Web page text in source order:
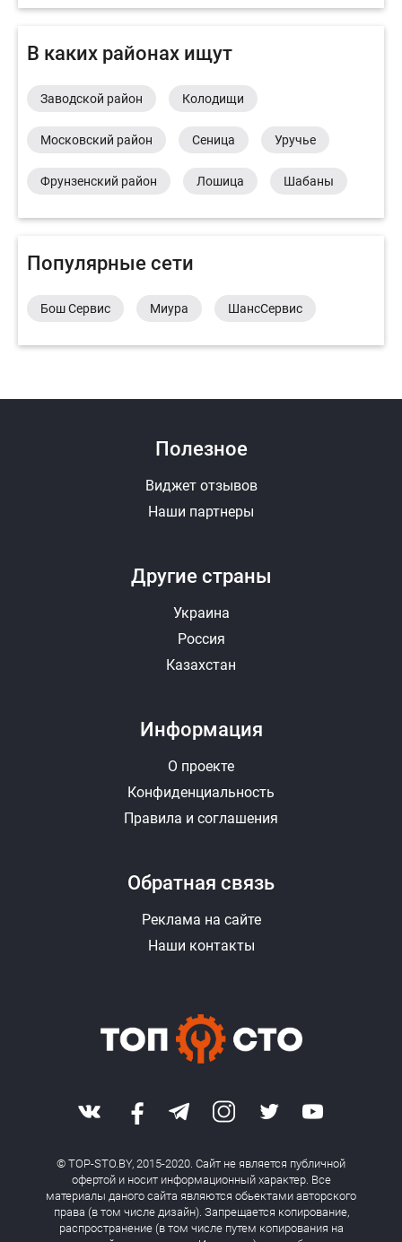
В каких районах ищут
Заводской район Колодищи
Московский район Сеница Уручье
Фрунзенский район Лошица Шабаны
Популярные сети
Бош Сервис Миура ШансСервис
Другие страны
Украина
Россия
Казахстан
Полезное
Виджет отзывов
Наши партнеры
Информация
О проекте
Конфиденциальность
Правила и соглашения
Обратная связь
Реклама на сайте
Наши контакты
© TOP-STO.BY, 2015-2020. Сайт не является публичной
офертой и носит информационный характер. Все
материалы даного сайта являются обьектами авторского
права (в том числе дизайн). Запрещается копирование,
распространение (в том числе путем копирования на